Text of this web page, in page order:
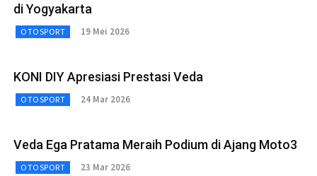
di Yogyakarta
OTOSPORT 19 Mei 2026
KONI DIY Apresiasi Prestasi Veda
OTOSPORT 24 Mar 2026
Veda Ega Pratama Meraih Podium di Ajang Moto3
OTOSPORT 23 Mar 2026